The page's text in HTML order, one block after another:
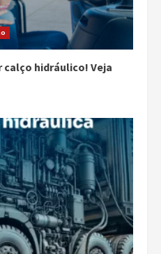
calço hidráulico! Veja